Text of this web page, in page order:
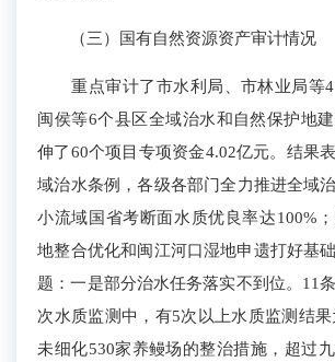
（三）国有自然资源资产审计情况
重点审计了市水利局、 市林业局等
闽侯等6个县区全域治水和自然保护地
伸了60个项目专项资金4.02亿元。 结果
域治水条例，各级各部门全力推进全域
小流域国省考断面水质优良率达100%
地整合优化和闽江河口湿地申遗打好基
题：一是部分治水任务落实不到位。 11条
次水质监测中 ，有5次 以上水质监测结果
未细化530家养鳗场的整治措施，超过